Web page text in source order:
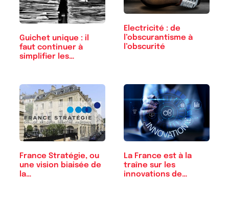
Guichet unique : il
faut continuer à
simplifier les…
Electricité : de
l’obscurantisme à
l’obscurité
France Stratégie, ou
une vision biaisée de
la…
La France est à la
traîne sur les
innovations de